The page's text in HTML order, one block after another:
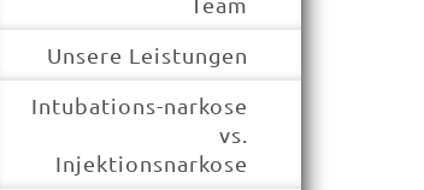
Unsere Leistungen
Intubations-narkose
vs.
Injektionsnarkose